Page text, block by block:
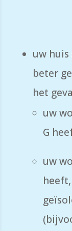
uw huis
beter
het
uw
G
uw